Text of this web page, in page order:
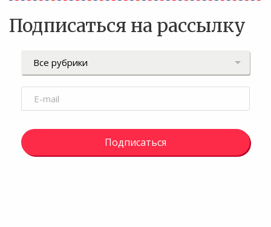
Подписаться на рассылку
Подписаться